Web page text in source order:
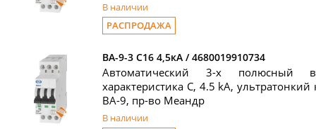
В наличии
РАСПРОДАЖА
ВА-9-3 C16 4,5кА / 4680019910734
Автоматический 3-х полюсный
характеристика C, 4.5 kA,
ВА-9, пр-во Меандр
В наличии